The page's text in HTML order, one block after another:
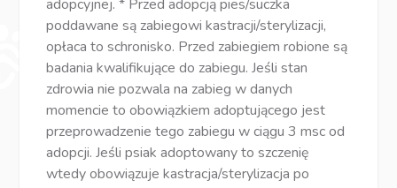
adopcyjnej. * Przed adopcją pies/suczka
poddawane są zabiegowi kastracji/sterylizacji,
opłaca to schronisko. Przed zabiegiem robione są
badania kwalifikujące do zabiegu. Jeśli stan
zdrowia nie pozwala na zabieg w danych
momencie to obowiązkiem adoptującego jest
przeprowadzenie tego zabiegu w ciągu 3 msc od
adopcji. Jeśli psiak adoptowany to szczenię
wtedy obowiązuje kastracja/sterylizacja po